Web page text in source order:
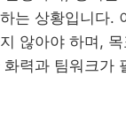
는 상황입니다.
않아야 하며,
력과 팀워크가